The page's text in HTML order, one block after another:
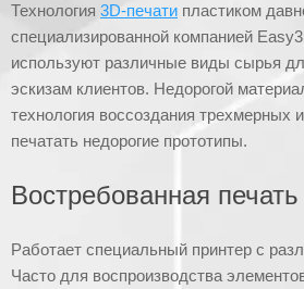
Технология 3D-печати пластиком
специализированной компанией
используют различные виды сырья
эскизам клиентов. Недорогой
технология воссоздания трехмерных
печатать недорогие прототипы.
Востребованная
Работает специальный принтер с
Часто для воспроизводства